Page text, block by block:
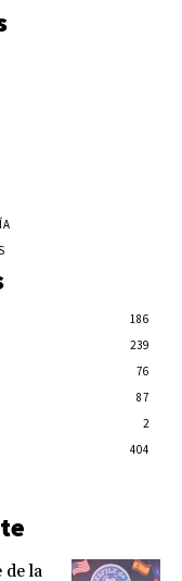
186
239
76
87
2
404
de la